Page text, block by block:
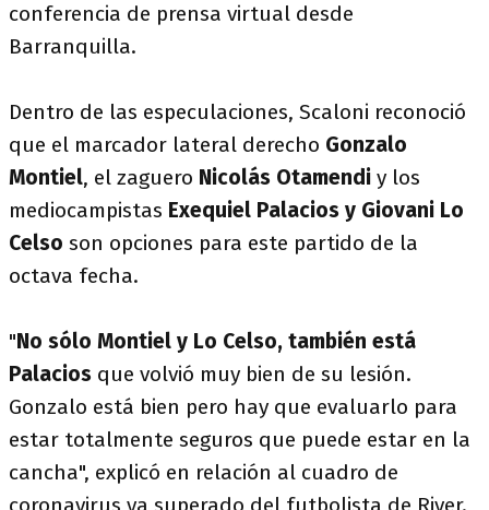
conferencia de prensa virtual desde
Barranquilla.
Dentro de las especulaciones, Scaloni reconoció
que el marcador lateral derecho Gonzalo
Montiel, el zaguero Nicolás Otamendi y los
mediocampistas Exequiel Palacios y Giovani Lo
Celso son opciones para este partido de la
octava fecha.
"No sólo Montiel y Lo Celso, también está
Palacios que volvió muy bien de su lesión.
Gonzalo está bien pero hay que evaluarlo para
estar totalmente seguros que puede estar en la
cancha", explicó en relación al cuadro de